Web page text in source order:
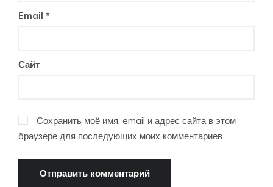
Email *
Сайт
Сохранить моё имя, email и адрес сайта в этом
браузере для последующих моих комментариев.